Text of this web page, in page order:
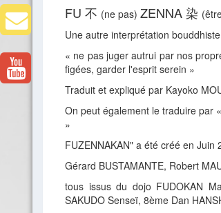
FU 不 (ne pas) ZENNA 染
Une autre interprétation
« ne pas juger autrui par nos
figées, garder l'esprit serein »
Traduit et expliqué par Kayoko
On peut également le traduire par
»
FUZENNAKAN" a été créé en
Gérard BUSTAMANTE, Robert
tous issus du dojo FUDOKAN
SAKUDO Senseï, 8ème Dan